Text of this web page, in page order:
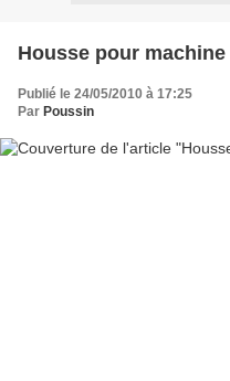
Housse pour
Publié le 24/05/2010 à 17:25
Par Poussin